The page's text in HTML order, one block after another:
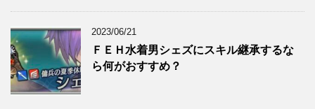
2023/06/21
ＦＥＨ水着男シェズにスキル継承するな
ら何がおすすめ？